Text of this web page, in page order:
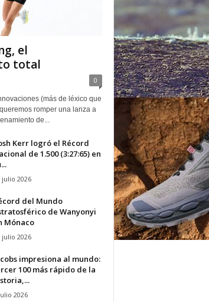
el
total
0
(más de léxico que
romper una lanza a
de...
Kerr logró el Récord
de 1.500 (3:27:65) en
julio 2026
del Mundo
de Wanyonyi
Mónaco
julio 2026
impresiona al mundo:
100 más rápido de la
2026